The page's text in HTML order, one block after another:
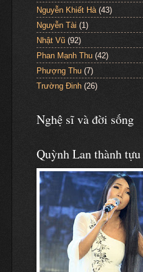
Nguyễn Khiết Hà (43)
Nguyễn Tài (1)
Nhật Vũ (92)
Phan Mạnh Thu (42)
Phượng Thu (7)
Trường Đinh (26)
Nghệ sĩ và đời sống
Quỳnh Lan thành